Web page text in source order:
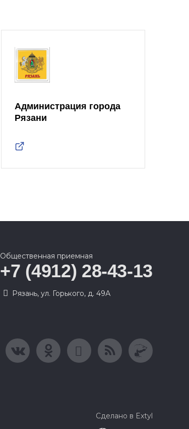
Администрация города
Рязани
Общественная приемная
+7 (4912) 28-43-13
Рязань, ул. Горького, д. 49А
Сделано в Extyl